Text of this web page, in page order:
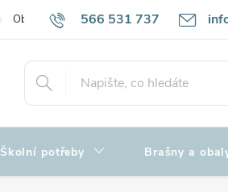
566 531 737
Obchodní podmínky Zpracování
Školní potřeby Brašny a